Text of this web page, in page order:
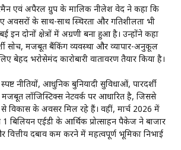
एवं अपैरल ग्रुप के मालिक नीलेश वेद ने कहा कि
अवसरों के साथ-साथ स्थिरता और गतिशीलता भी
इन दोनों क्षेत्रों में अग्रणी बना हुआ है। उन्होंने कहा
सोच, मजबूत बैंकिंग व्यवस्था और व्यापार-अनुकूल
बेहद भरोसेमंद कारोबारी वातावरण तैयार किया है।
नीतियों, आधुनिक बुनियादी सुविधाओं, पारदर्शी
मजबूत लॉजिस्टिक्स नेटवर्क पर आधारित है, जिससे
से विकास के अवसर मिल रहे हैं। वहीं, मार्च 2026 में
1 बिलियन एईडी के आर्थिक प्रोत्साहन पैकेज ने बाजार
वित्तीय दबाव कम करने में महत्वपूर्ण भूमिका निभाई